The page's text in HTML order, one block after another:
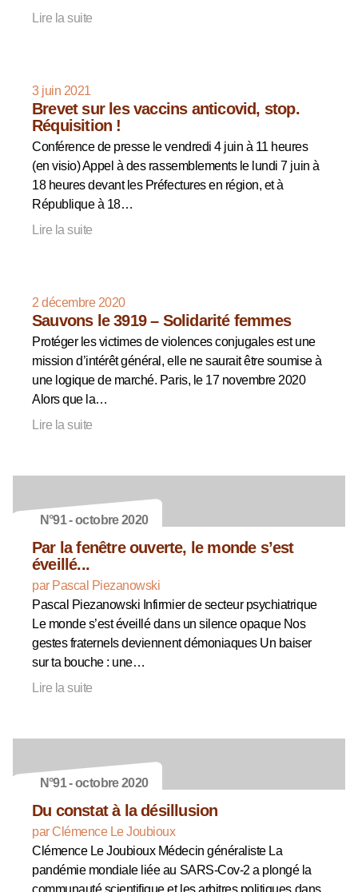
Lire la suite
3 juin 2021
Brevet sur les vaccins anticovid, stop.
Réquisition !
Conférence de presse le vendredi 4 juin à 11 heures
(en visio) Appel à des rassemblements le lundi 7 juin à
18 heures devant les Préfectures en région, et à
République à 18…
Lire la suite
2 décembre 2020
Sauvons le 3919 – Solidarité femmes
Protéger les victimes de violences conjugales est une
mission d’intérêt général, elle ne saurait être soumise à
une logique de marché. Paris, le 17 novembre 2020
Alors que la…
Lire la suite
N°91 - octobre 2020
Par la fenêtre ouverte, le monde s’est
éveillé...
par Pascal Piezanowski
Pascal Piezanowski Infirmier de secteur psychiatrique
Le monde s’est éveillé dans un silence opaque Nos
gestes fraternels deviennent démoniaques Un baiser
sur ta bouche : une…
Lire la suite
N°91 - octobre 2020
Du constat à la désillusion
par Clémence Le Joubioux
Clémence Le Joubioux Médecin généraliste La
pandémie mondiale liée au SARS-Cov-2 a plongé la